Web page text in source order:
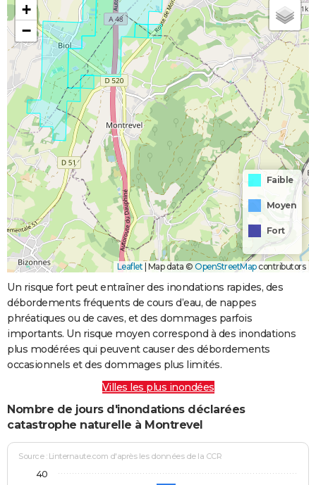
+
−
Faible
Moyen
Fort
Leaflet Map data © OpenStreetMapcontributors
Un risque fort peut entraîner des inondations rapides, des
débordements fréquents de cours d’eau, de nappes
phréatiques ou de caves, et des dommages parfois
importants. Un risque moyen correspond à des inondations
plus modérées qui peuvent causer des débordements
occasionnels et des dommages plus limités.
Villes les plus inondées
Nombre de jours d'inondations déclarées
catastrophe naturelle à Montrevel
Source : Linternaute.com d'après les données de la CCR
40